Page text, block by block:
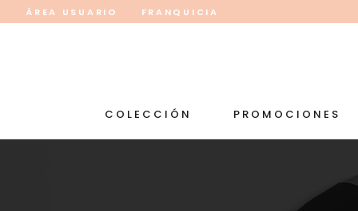
ÁREA USUARIO FRANQUICIA
COLECCIÓN PROMOCIONES